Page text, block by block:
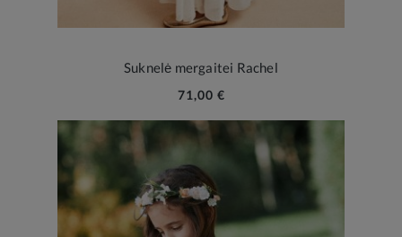
Suknelė mergaitei Rachel
71,00 €